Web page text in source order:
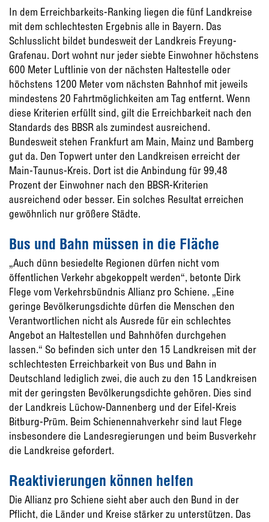
In dem Erreichbarkeits-Ranking liegen die fünf Landkreise
mit dem schlechtesten Ergebnis alle in Bayern. Das
Schlusslicht bildet bundesweit der Landkreis Freyung-
Grafenau. Dort wohnt nur jeder siebte Einwohner höchstens
600 Meter Luftlinie von der nächsten Haltestelle oder
höchstens 1200 Meter vom nächsten Bahnhof mit jeweils
mindestens 20 Fahrtmöglichkeiten am Tag entfernt. Wenn
diese Kriterien erfüllt sind, gilt die Erreichbarkeit nach den
Standards des BBSR als zumindest ausreichend.
Bundesweit stehen Frankfurt am Main, Mainz und Bamberg
gut da. Den Topwert unter den Landkreisen erreicht der
Main-Taunus-Kreis. Dort ist die Anbindung für 99,48
Prozent der Einwohner nach den BBSR-Kriterien
ausreichend oder besser. Ein solches Resultat erreichen
gewöhnlich nur größere Städte.
Bus und Bahn müssen in die Fläche
„Auch dünn besiedelte Regionen dürfen nicht vom
öffentlichen Verkehr abgekoppelt werden“, betonte Dirk
Flege vom Verkehrsbündnis Allianz pro Schiene. „Eine
geringe Bevölkerungsdichte dürfen die Menschen den
Verantwortlichen nicht als Ausrede für ein schlechtes
Angebot an Haltestellen und Bahnhöfen durchgehen
lassen.“ So befinden sich unter den 15 Landkreisen mit der
schlechtesten Erreichbarkeit von Bus und Bahn in
Deutschland lediglich zwei, die auch zu den 15 Landkreisen
mit der geringsten Bevölkerungsdichte gehören. Dies sind
der Landkreis Lüchow-Dannenberg und der Eifel-Kreis
Bitburg-Prüm. Beim Schienennahverkehr sind laut Flege
insbesondere die Landesregierungen und beim Busverkehr
die Landkreise gefordert.
Reaktivierungen können helfen
Die Allianz pro Schiene sieht aber auch den Bund in der
Pflicht, die Länder und Kreise stärker zu unterstützen. Das